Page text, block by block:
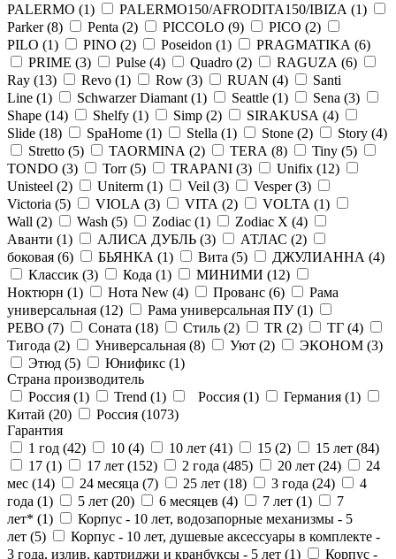
PALERMO (1) PALERMO150/AFRODITA150/IBIZA (1)
Parker (8) Penta (2) PICCOLO (9) PICO (2)
PILO (1) PINO (2) Poseidon (1) PRAGMATIKA (6)
PRIME (3) Pulse (4) Quadro (2) RAGUZA (6)
Ray (13) Revo (1) Row (3) RUAN (4)
Santi
Line (1) Schwarzer Diamant (1) Seattle (1) Sena (3)
Shape (14) Shelfy (1) Simp (2) SIRAKUSA (4)
Slide (18) SpaHome (1) Stella (1) Stone (2) Story (4)
Stretto (5) TAORMINA (2) TERA (8) Tiny (5)
TONDO (3) Torr (5) TRAPANI (3) Unifix (12)
Unisteel (2) Uniterm (1) Veil (3) Vesper (3)
Victoria (5) VIOLA (3) VITA (2) VOLTA (1)
Wall (2) Wash (5) Zodiac (1) Zodiac X (4)
Аванти (1) АЛИСА ДУБЛЬ (3) АТЛАС (2)
боковая (6) БЬЯНКА (1) Вита (5) ДЖУЛИАННА (4)
Классик (3) Кода (1) МИНИМИ (12)
Ноктюрн (1) Нота New (4) Прованс (6)
Рама
универсальная (12) Рама универсальная ПУ (1)
РЕВО (7) Соната (18) Стиль (2) ТR (2) ТГ (4)
Тигода (2) Универсальная (8) Уют (2) ЭКОНОМ (3)
Этюд (5) Юнификс (1)
Страна производитель
Россия (1) Trend (1) Россия (1) Германия (1)
Китай (20) Россия (1073)
Гарантия
1 год (42) 10 (4) 10 лет (41) 15 (2) 15 лет (84)
17 (1) 17 лет (152) 2 года (485) 20 лет (24)
24
мес (14) 24 месяца (7) 25 лет (18) 3 года (24)
4
года (1) 5 лет (20) 6 месяцев (4) 7 лет (1)
7
лет* (1)
Корпус - 10 лет, водозапорные механизмы - 5
лет (5)
Корпус - 10 лет, душевые аксессуары в комплекте -
3 года, излив, картриджи и кранбуксы - 5 лет (1) Корпус -